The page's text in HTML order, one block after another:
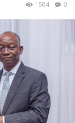
0
1504